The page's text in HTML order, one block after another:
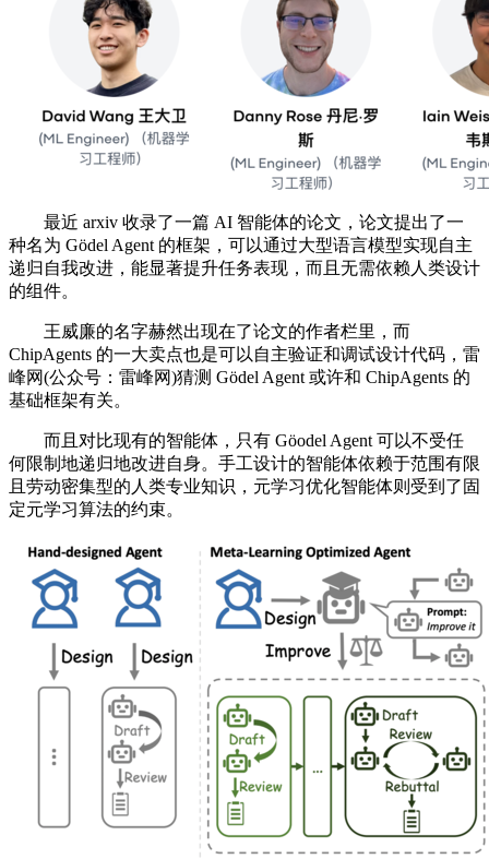
最近 arxiv 收录了一篇 AI 智能体的论文，论文提出了一
种名为 Gödel Agent 的框架，可以通过大型语言模型实现自主
递归自我改进，能显著提升任务表现，而且无需依赖人类设计
的组件。
王威廉的名字赫然出现在了论文的作者栏里，而
ChipAgents 的一大卖点也是可以自主验证和调试设计代码，雷
峰网(公众号：雷峰网)猜测 Gödel Agent 或许和 ChipAgents 的
基础框架有关。
而且对比现有的智能体，只有 Göodel Agent 可以不受任
何限制地递归地改进自身。手工设计的智能体依赖于范围有限
且劳动密集型的人类专业知识，元学习优化智能体则受到了固
定元学习算法的约束。